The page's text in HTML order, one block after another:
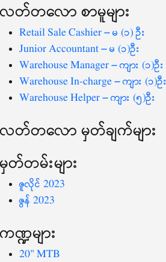
စကားလုံး
လတ်တ‌လော စာမူများ
Retail Sale Cashier – မ (၁) ဦး
Junior Accountant – မ (၁)ဦး
Warehouse Manager – ကျား (၁)ဦး
Warehouse In-charge – ကျား (၁)ဦး
Warehouse Helper – ကျား (၅)ဦး
လတ်တ‌လော မှတ်ချက်များ
မှတ်တမ်းများ
ဇူလိုင် 2023
ဇွန် 2023
ကဏ္ဍများ
20" MTB